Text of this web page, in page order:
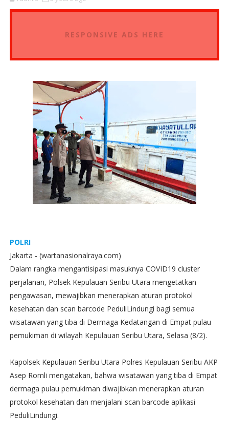
RESPONSIVE ADS HERE
POLRI
Jakarta - (wartanasionalraya.com)
Dalam rangka mengantisipasi masuknya COVID19 cluster
perjalanan, Polsek Kepulauan Seribu Utara mengetatkan
pengawasan, mewajibkan menerapkan aturan protokol
kesehatan dan scan barcode PeduliLindungi bagi semua
wisatawan yang tiba di Dermaga Kedatangan di Empat pulau
pemukiman di wilayah Kepulauan Seribu Utara, Selasa (8/2).
Kapolsek Kepulauan Seribu Utara Polres Kepulauan Seribu AKP
Asep Romli mengatakan, bahwa wisatawan yang tiba di Empat
dermaga pulau pemukiman diwajibkan menerapkan aturan
protokol kesehatan dan menjalani scan barcode aplikasi
PeduliLindungi.